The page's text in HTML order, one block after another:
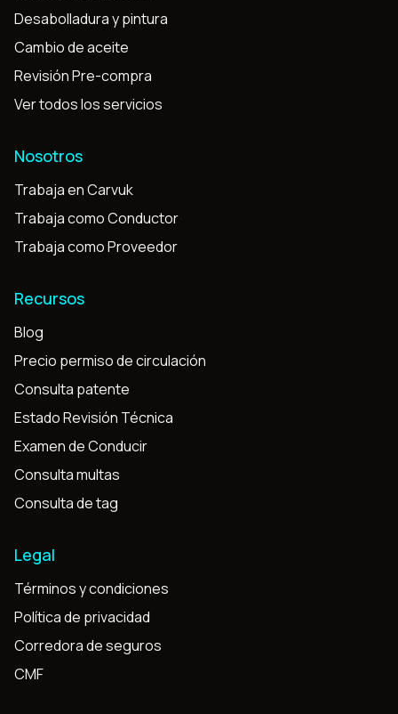
Desabolladura y pintura
Cambio de aceite
Revisión Pre-compra
Ver todos los servicios
Nosotros
Trabaja en Carvuk
Trabaja como Conductor
Trabaja como Proveedor
Recursos
Blog
Precio permiso de circulación
Consulta patente
Estado Revisión Técnica
Examen de Conducir
Consulta multas
Consulta de tag
Legal
Términos y condiciones
Política de privacidad
Corredora de seguros
CMF